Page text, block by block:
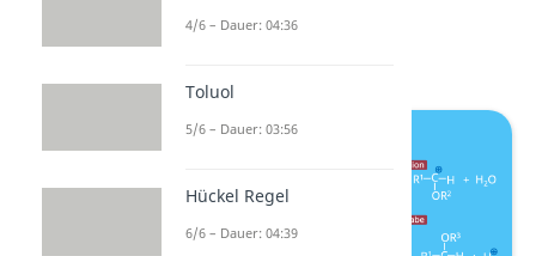
4/6 – Dauer: 04:36
Toluol
5/6 – Dauer: 03:56
Hückel Regel
6/6 – Dauer: 04:39